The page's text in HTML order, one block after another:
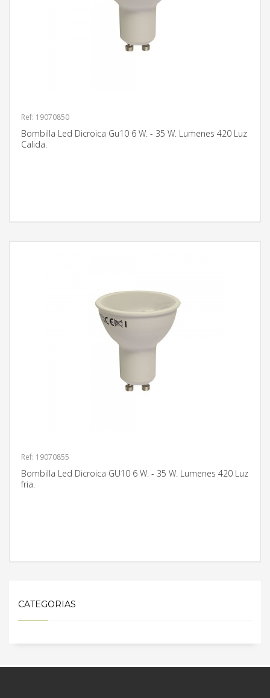
Ref: 19070850
Bombilla Led Dicroica Gu10 6 W. - 35 W. Lumenes 420 Luz
Calida.
Ref: 19070855
Bombilla Led Dicroica GU10 6 W. - 35 W. Lumenes 420 Luz
fria.
CATEGORIAS